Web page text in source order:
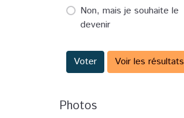
Non, mais je souhaite le
devenir
Voter Voir les résultats
Photos